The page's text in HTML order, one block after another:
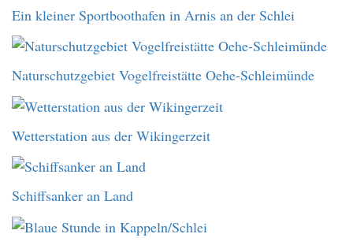
Ein kleiner Sportboothafen in Arnis an der Schlei
Naturschutzgebiet Vogelfreistätte Oehe-Schleimünde
Wetterstation aus der Wikingerzeit
Schiffsanker an Land